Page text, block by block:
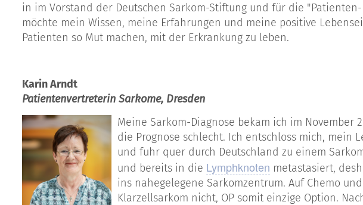
in im Vorstand der Deutschen Sarkom-Stiftung und für die
möchte mein Wissen, meine Erfahrungen und meine positive
Patienten so Mut machen, mit der Erkrankung zu leben.
Karin Arndt
Patientenvertreterin Sarkome, Dresden
Meine Sarkom-Diagnose bekam ich im November
die Prognose schlecht. Ich entschloss mich, mein
und fuhr quer durch Deutschland zu einem
und bereits in die Lymphknoten metastasiert,
ins nahegelegene Sarkomzentrum. Auf Chemo
Klarzellsarkom nicht, OP somit einzige Option.